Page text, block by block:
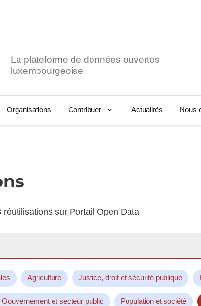
La plateforme de données ouvertes
Organisations Contribuer Actualités Nous
réutilisations sur Portail Open Data
Agriculture Justice, droit et sécurité publique
Gouvernement et secteur public Population et société